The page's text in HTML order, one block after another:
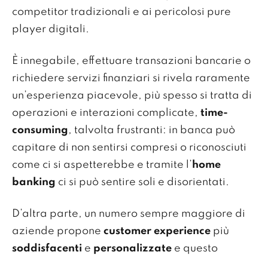
competitor tradizionali e ai pericolosi pure
player digitali.
È innegabile, effettuare transazioni bancarie o
richiedere servizi finanziari si rivela raramente
un’esperienza piacevole, più spesso si tratta di
operazioni e interazioni complicate, time-
consuming, talvolta frustranti: in banca può
capitare di non sentirsi compresi o riconosciuti
come ci si aspetterebbe e tramite l’ home
banking ci si può sentire soli e disorientati.
D’altra parte, un numero sempre maggiore di
aziende propone customer experience più
soddisfacenti e personalizzate e questo